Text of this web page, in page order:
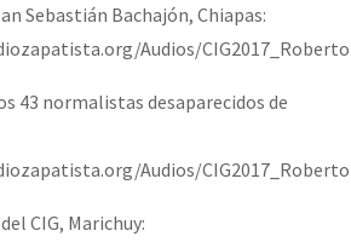
Sebastián Bachajón, Chiapas:
Audios/
43 normalistas desaparecidos de
Audios/
CIG, Marichuy: